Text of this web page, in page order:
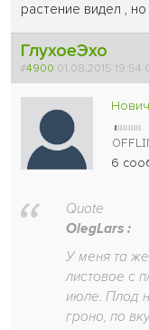
растение видел ,
ГлухоеЭхо
#4900 01.08.2015 19:54
6
Quote
OlegLars :
У меня та
листовое с
июле. Плод
гроно, по